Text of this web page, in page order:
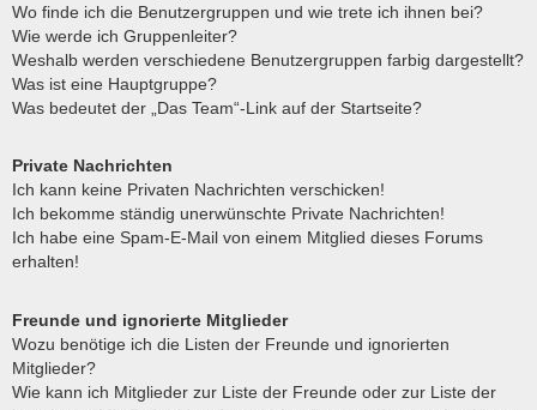
Wo finde ich die Benutzergruppen und wie trete ich ihnen bei?
Wie werde ich Gruppenleiter?
Weshalb werden verschiedene Benutzergruppen farbig dargestellt?
Was ist eine Hauptgruppe?
Was bedeutet der „Das Team“-Link auf der Startseite?
Private Nachrichten
Ich kann keine Privaten Nachrichten verschicken!
Ich bekomme ständig unerwünschte Private Nachrichten!
Ich habe eine Spam-E-Mail von einem Mitglied dieses Forums
erhalten!
Freunde und ignorierte Mitglieder
Wozu benötige ich die Listen der Freunde und ignorierten
Mitglieder?
Wie kann ich Mitglieder zur Liste der Freunde oder zur Liste der